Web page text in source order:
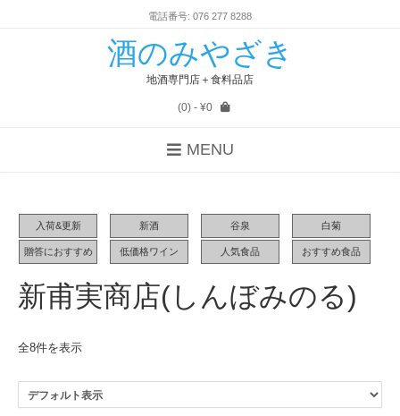
電話番号: 076 277 8288
酒のみやざき
地酒専門店＋食料品店
(0)- ¥0
MENU
入荷&更新 新酒 谷泉 白菊
贈答におすすめ 低価格ワイン 人気食品 おすすめ食品
新甫実商店(しんぼみのる)
全8件を表示